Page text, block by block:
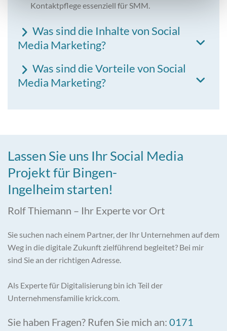
Kontaktpflege essenziell für SMM.
Was sind die Inhalte von Social
Media Marketing?
Was sind die Vorteile von Social
Media Marketing?
Lassen Sie uns Ihr Social Media
Projekt für Bingen-
Ingelheim starten!
Rolf Thiemann – Ihr Experte vor Ort
Sie suchen nach einem Partner, der Ihr Unternehmen auf dem
Weg in die digitale Zukunft zielführend begleitet? Bei mir
sind Sie an der richtigen Adresse.
Als Experte für Digitalisierung bin ich Teil der
Unternehmensfamilie krick.com.
Sie haben Fragen? Rufen Sie mich an: 0171